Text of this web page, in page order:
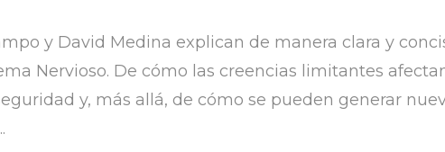
y David Medina explican de manera clara y
Nervioso. De cómo las creencias limitantes
y, más allá, de cómo se pueden generar